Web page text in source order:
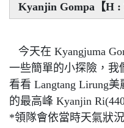
Kyanjin Gompa【H :
今天在 Kyangjuma
一些簡單的小探險，我
看看 Langtang Lirung
的最高峰 Kyanjin
*領隊會依當時天氣狀